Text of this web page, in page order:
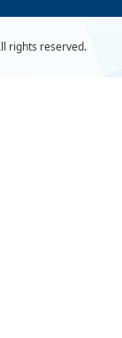
rights reserved.